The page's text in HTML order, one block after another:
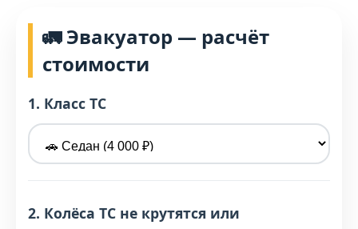
🚛 Эвакуатор — расчёт
стоимости
1. Класс ТС
2. Колёса ТС не крутятся или